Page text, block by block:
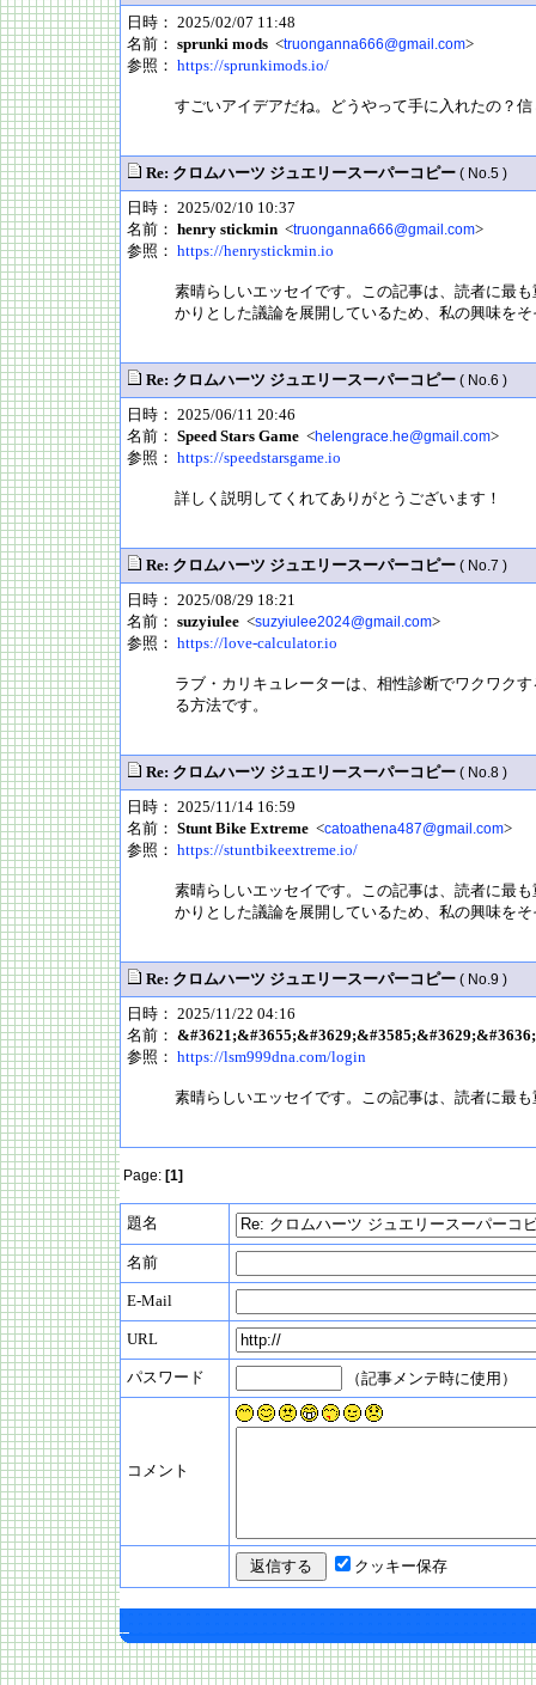
日時： 2025/02/07 11:48
名前： sprunki mods <truonganna666@gmail.com>
参照： https://sprunkimods.io/
すごいアイデアだね。どうやって手に入れたの？
Re: クロムハーツ ジュエリースーパーコピー ( No.5 )
日時： 2025/02/10 10:37
名前： henry stickmin <truonganna666@gmail.com>
参照： https://henrystickmin.io
素晴らしいエッセイです。この記事は、読者に最
かりとした議論を展開しているため、私の興味を
Re: クロムハーツ ジュエリースーパーコピー ( No.6 )
日時： 2025/06/11 20:46
名前： Speed Stars Game <helengrace.he@gmail.com>
参照： https://speedstarsgame.io
詳しく説明してくれてありがとうございます！
Re: クロムハーツ ジュエリースーパーコピー ( No.7 )
日時： 2025/08/29 18:21
名前： suzyiulee <suzyiulee2024@gmail.com>
参照： https://love-calculator.io
ラブ・カリキュレーターは、相性診断でワクワク
る方法です。
Re: クロムハーツ ジュエリースーパーコピー ( No.8 )
日時： 2025/11/14 16:59
名前： Stunt Bike Extreme <catoathena487@gmail.com>
参照： https://stuntbikeextreme.io/
素晴らしいエッセイです。この記事は、読者に最
かりとした議論を展開しているため、私の興味を
Re: クロムハーツ ジュエリースーパーコピー ( No.9 )
日時： 2025/11/22 04:16
名前：
参照： https://lsm999dna.com/login
素晴らしいエッセイです。この記事は、読者に最
Page: [1]
題名
名前
E-Mail
URL
パスワード （記事メンテ時に使用）
コメント
クッキー保存